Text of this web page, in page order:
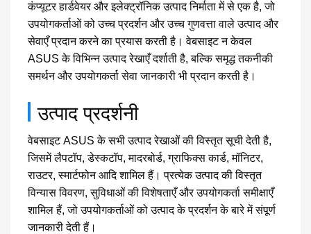
कंप्यूटर हार्डवेयर और इलेक्ट्रॉनिक उत्पाद निर्माता में से एक है, जो
उपयोगकर्ताओं को उच्च प्रदर्शन और उच्च गुणवत्ता वाले उत्पाद और
सेवाएँ प्रदान करने का प्रयास करती है। वेबसाइट न केवल
ASUS के विभिन्न उत्पाद रेखाएँ दर्शाती है, बल्कि समृद्ध तकनीकी
समर्थन और उपयोगकर्ता सेवा जानकारी भी प्रदान करती है।
उत्पाद प्रदर्शनी
वेबसाइट ASUS के सभी उत्पाद रेखाओं की विस्तृत सूची देती है,
जिसमें लैपटॉप, डेस्कटॉप, मादरबोर्ड, ग्राफिक्स कार्ड, मॉनिटर,
राउटर, स्मार्टफोन आदि शामिल हैं। प्रत्येक उत्पाद की विस्तृत
विन्यास विवरण, सुविधाओं की विशेषताएँ और उपयोगकर्ता समीक्षाएँ
शामिल हैं, जो उपयोगकर्ताओं को उत्पाद के प्रदर्शन के बारे में संपूर्ण
जानकारी देती हैं।